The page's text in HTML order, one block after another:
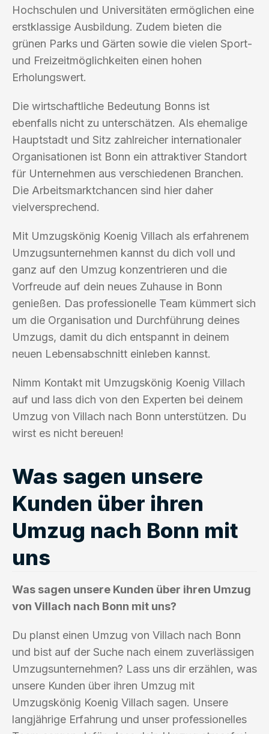
Hochschulen und Universitäten ermöglichen eine
erstklassige Ausbildung. Zudem bieten die
grünen Parks und Gärten sowie die vielen Sport-
und Freizeitmöglichkeiten einen hohen
Erholungswert.
Die wirtschaftliche Bedeutung Bonns ist
ebenfalls nicht zu unterschätzen. Als ehemalige
Hauptstadt und Sitz zahlreicher internationaler
Organisationen ist Bonn ein attraktiver Standort
für Unternehmen aus verschiedenen Branchen.
Die Arbeitsmarktchancen sind hier daher
vielversprechend.
Mit Umzugskönig Koenig Villach als erfahrenem
Umzugsunternehmen kannst du dich voll und
ganz auf den Umzug konzentrieren und die
Vorfreude auf dein neues Zuhause in Bonn
genießen. Das professionelle Team kümmert sich
um die Organisation und Durchführung deines
Umzugs, damit du dich entspannt in deinem
neuen Lebensabschnitt einleben kannst.
Nimm Kontakt mit Umzugskönig Koenig Villach
auf und lass dich von den Experten bei deinem
Umzug von Villach nach Bonn unterstützen. Du
wirst es nicht bereuen!
Was sagen unsere
Kunden über ihren
Umzug nach Bonn mit
uns
Was sagen unsere Kunden über ihren Umzug
von Villach nach Bonn mit uns?
Du planst einen Umzug von Villach nach Bonn
und bist auf der Suche nach einem zuverlässigen
Umzugsunternehmen? Lass uns dir erzählen, was
unsere Kunden über ihren Umzug mit
Umzugskönig Koenig Villach sagen. Unsere
langjährige Erfahrung und unser professionelles